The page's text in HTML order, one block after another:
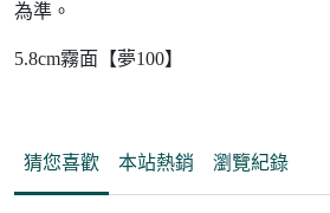
為準。
5.8cm霧面【夢100】
猜您喜歡 本站熱銷 瀏覽紀錄